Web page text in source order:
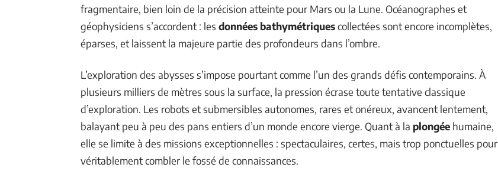
fragmentaire, bien loin de la précision atteinte pour Mars ou la Lune. Océanographes et
géophysiciens s’accordent : les données bathymétriquescollectées sont encore incomplètes,
éparses, et laissent la majeure partie des profondeurs dans l’ombre.
L’exploration des abysses s’impose pourtant comme l’un des grands défis contemporains. À
plusieurs milliers de mètres sous la surface, la pression écrase toute tentative classique
d’exploration. Les robots et submersibles autonomes, rares et onéreux, avancent lentement,
balayant peu à peu des pans entiers d’un monde encore vierge. Quant à la plongée humaine,
elle se limite à des missions exceptionnelles : spectaculaires, certes, mais trop ponctuelles pour
véritablement combler le fossé de connaissances.